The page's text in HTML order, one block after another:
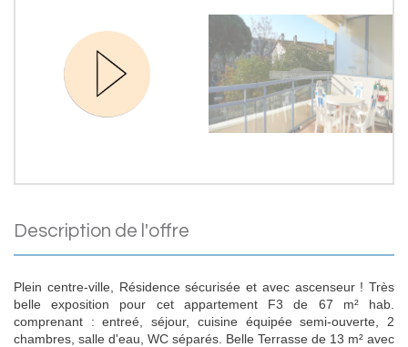
description de l'offre
Plein centre-ville, Résidence sécurisée et avec ascenseur ! Très
belle exposition pour cet appartement F3 de 67 m² hab.
comprenant : entreé, séjour, cuisine équipée semi-ouverte, 2
chambres, salle d'eau, WC séparés. Belle Terrasse de 13 m² avec